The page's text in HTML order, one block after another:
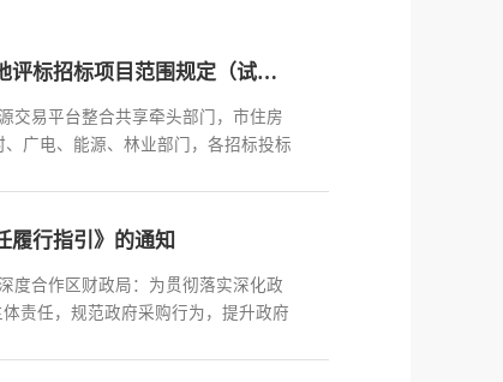
广东省发展和改革委员会等部门关于印发广东省远程异地评标招标项目范围规定（试行）的通知
交易平台整合共享牵头部门，市住房
广电、能源、林业部门，各招标投标
履行指引》的通知
度合作区财政局：为贯彻落实深化政
责任，规范政府采购行为，提升政府